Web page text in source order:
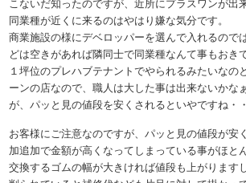
こないだ知ったのですが、近所にプラスワンが出
同業種が近くに来るのはやはり嫌な気分です。
商業施設の様にデベロッパーを選んで入れるので
どは空きがあれば隣同士で同業種なんて事もおき
１坪位のプレハブテナントでやられるみたいなの
ーンの店なので、職人は大した事は出来ないかな
が、パッと見の値段を安くされるといやですね・
お客様にご注意なのですが、パッと見の値段が安
加追加で金額が高くなってしまっている事がほと
交換するゴムの幅が大きければ値段も上がります